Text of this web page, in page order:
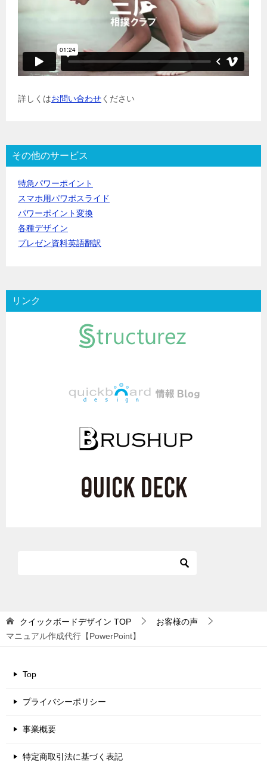
詳しくはお問い合わせください
その他のサービス
特急パワーポイント
スマホ用パワポスライド
パワーポイント変換
各種デザイン
プレゼン資料英語翻訳
リンク
クイックボードデザイン TOP
お客様の声
マニュアル作成代行【PowerPoint】
Top
プライバシーポリシー
事業概要
特定商取引法に基づく表記